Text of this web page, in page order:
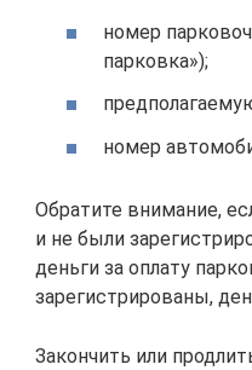
номер
парковка»);
номер
Обратите внимание,
и не были
деньги за оплату
зарегистрированы,
Закончить или